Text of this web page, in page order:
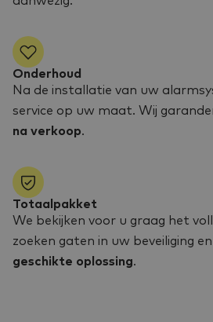
Onderhoud
Na de installatie van uw
service op uw maat. Wij
na verkoop.
Totaalpakket
We bekijken voor u graag het
zoeken gaten in uw beveiliging
geschikte oplossing.